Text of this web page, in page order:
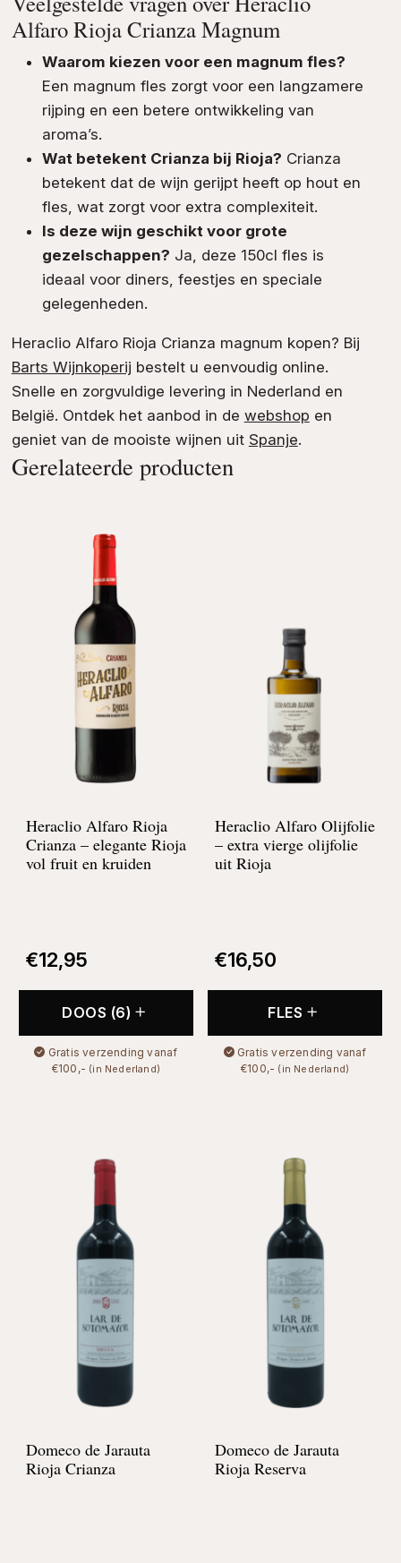
Alfaro Rioja Crianza Magnum
Waarom kiezen voor een magnum fles?
Een magnum fles zorgt voor een langzamere
rijping en een betere ontwikkeling van
aroma’s.
Wat betekent Crianza bij Rioja? Crianza
betekent dat de wijn gerijpt heeft op hout en
fles, wat zorgt voor extra complexiteit.
Is deze wijn geschikt voor grote
gezelschappen? Ja, deze 150cl fles is
ideaal voor diners, feestjes en speciale
gelegenheden.
Heraclio Alfaro Rioja Crianza magnum kopen? Bij
Barts Wijnkoperij bestelt u eenvoudig online.
Snelle en zorgvuldige levering in Nederland en
België. Ontdek het aanbod in de webshop en
geniet van de mooiste wijnen uit Spanje.
Gerelateerde producten
Heraclio Alfaro Rioja
Crianza – elegante Rioja
vol fruit en kruiden
€12,95
DOOS (6)
Gratis verzending vanaf
€100,- (in Nederland)
Heraclio Alfaro Olijfolie
– extra vierge olijfolie
uit Rioja
€16,50
FLES
Gratis verzending vanaf
€100,- (in Nederland)
Domeco de Jarauta
Rioja Crianza
Domeco de Jarauta
Rioja Reserva